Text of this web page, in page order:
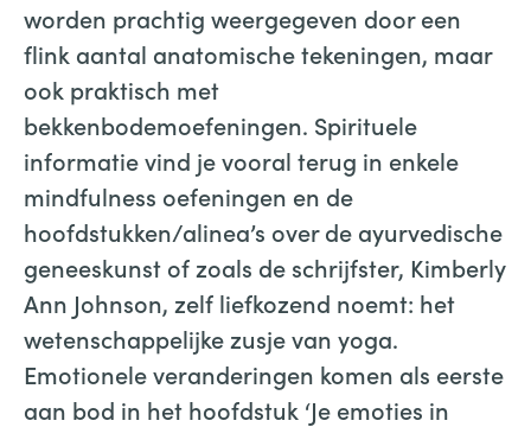
worden prachtig weergegeven door een
flink aantal anatomische tekeningen, maar
ook praktisch met
bekkenbodemoefeningen. Spirituele
informatie vind je vooral terug in enkele
mindfulness oefeningen en de
hoofdstukken/alinea’s over de ayurvedische
geneeskunst of zoals de schrijfster, Kimberly
Ann Johnson, zelf liefkozend noemt: het
wetenschappelijke zusje van yoga.
Emotionele veranderingen komen als eerste
aan bod in het hoofdstuk ‘Je emoties in